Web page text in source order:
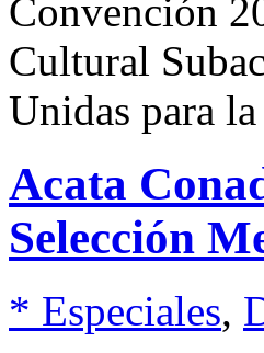
Convención
Cultural
Unidas para
Acata
Selección
* Especiales,